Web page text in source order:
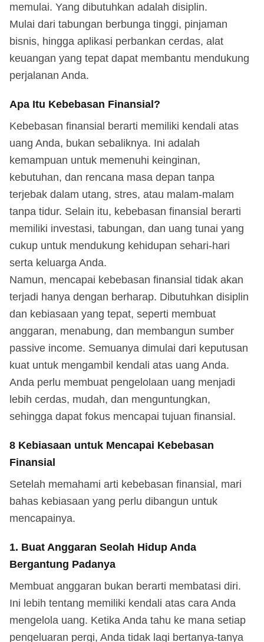
memulai. Yang dibutuhkan adalah disiplin.
Mulai dari tabungan berbunga tinggi, pinjaman
bisnis, hingga aplikasi perbankan cerdas, alat
keuangan yang tepat dapat membantu mendukung
perjalanan Anda.
Apa Itu Kebebasan Finansial?
Kebebasan finansial berarti memiliki kendali atas
uang Anda, bukan sebaliknya. Ini adalah
kemampuan untuk memenuhi keinginan,
kebutuhan, dan rencana masa depan tanpa
terjebak dalam utang, stres, atau malam-malam
tanpa tidur. Selain itu, kebebasan finansial berarti
memiliki investasi, tabungan, dan uang tunai yang
cukup untuk mendukung kehidupan sehari-hari
serta keluarga Anda.
Namun, mencapai kebebasan finansial tidak akan
terjadi hanya dengan berharap. Dibutuhkan disiplin
dan kebiasaan yang tepat, seperti membuat
anggaran, menabung, dan membangun sumber
passive income. Semuanya dimulai dari keputusan
kuat untuk mengambil kendali atas uang Anda.
Anda perlu membuat pengelolaan uang menjadi
lebih cerdas, mudah, dan menguntungkan,
sehingga dapat fokus mencapai tujuan finansial.
8 Kebiasaan untuk Mencapai Kebebasan
Finansial
Setelah memahami arti kebebasan finansial, mari
bahas kebiasaan yang perlu dibangun untuk
mencapainya.
1. Buat Anggaran Seolah Hidup Anda
Bergantung Padanya
Membuat anggaran bukan berarti membatasi diri.
Ini lebih tentang memiliki kendali atas cara Anda
mengelola uang. Ketika Anda tahu ke mana setiap
pengeluaran pergi, Anda tidak lagi bertanya-tanya